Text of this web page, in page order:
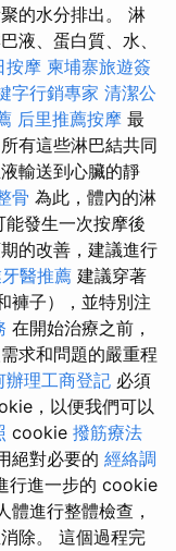
的水分排出。 淋
液、蛋白質、水、
按摩 柬埔寨旅遊簽
字行銷專家 清潔公
后里推薦按摩 最
有這些淋巴結共同
輸送到心臟的靜
骨 為此，體內的淋
發生一次按摩後
的改善，建議進行
醫推薦 建議穿著
褲子），並特別注
在開始治療之前，
求和問題的嚴重程
辦理工商登記 必須
，以便我們可以
cookie 撥筋療法
絕對必要的 經絡調
行進一步的 cookie
體進行整體檢查，
除。 這個過程完